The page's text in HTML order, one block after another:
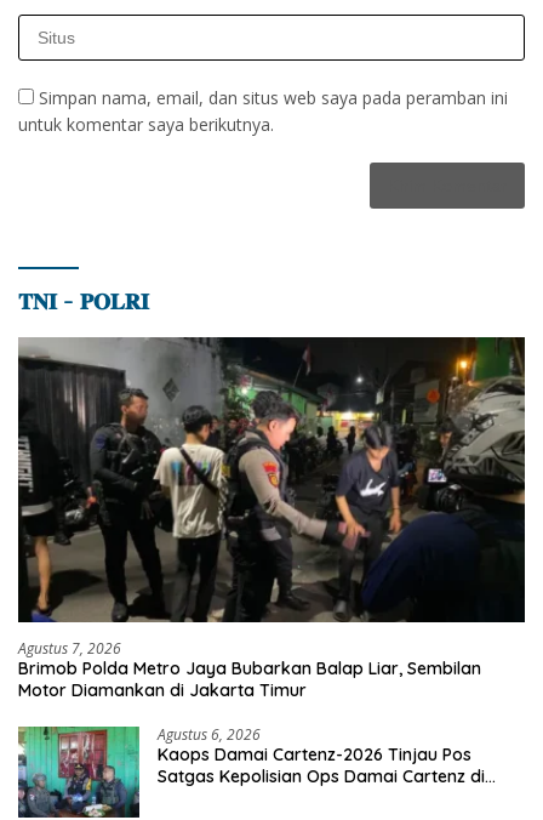
Simpan nama, email, dan situs web saya pada peramban ini
untuk komentar saya berikutnya.
𝐓𝐍𝐈 – 𝐏𝐎𝐋𝐑𝐈
Agustus 7, 2026
Brimob Polda Metro Jaya Bubarkan Balap Liar, Sembilan
Motor Diamankan di Jakarta Timur
Agustus 6, 2026
Kaops Damai Cartenz-2026 Tinjau Pos
Satgas Kepolisian Ops Damai Cartenz di